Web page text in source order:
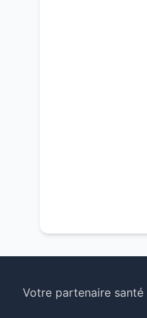
Votre partenaire santé